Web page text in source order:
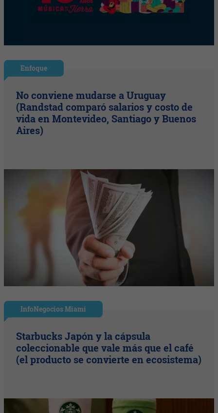
Enfoque
No conviene mudarse a Uruguay
(Randstad comparó salarios y costo de
vida en Montevideo, Santiago y Buenos
Aires)
InfoNegocios Miami
Starbucks Japón y la cápsula
coleccionable que vale más que el café
(el producto se convierte en ecosistema)